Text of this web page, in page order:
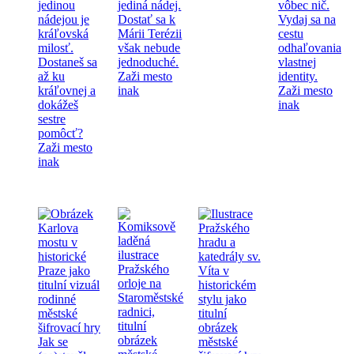
jedinou
nádejou je
kráľovská
milosť.
Dostaneš sa
až ku
kráľovnej a
dokážeš
sestre
pomôcť?
Zaži mesto
inak
jediná nádej.
Dostať sa k
Márii Terézii
však nebude
jednoduché.
Zaži mesto
inak
vôbec nič.
Vydaj sa na
cestu
odhaľovania
vlastnej
identity.
Zaži mesto
inak